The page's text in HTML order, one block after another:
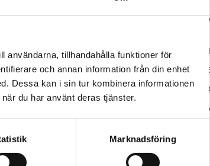
användarna, tillhandahålla funktioner för
och annan information från din enhet
Dessa kan i sin tur kombinera informationen
du har använt deras tjänster.
Marknadsföring
with us
looking for
who want to
the world a
Our
Through
services,
kind of
How may